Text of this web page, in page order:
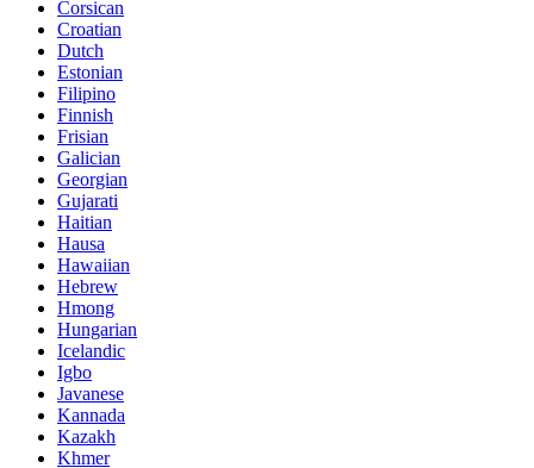
Corsican
Croatian
Dutch
Estonian
Filipino
Finnish
Frisian
Galician
Georgian
Gujarati
Haitian
Hausa
Hawaiian
Hebrew
Hmong
Hungarian
Icelandic
Igbo
Javanese
Kannada
Kazakh
Khmer